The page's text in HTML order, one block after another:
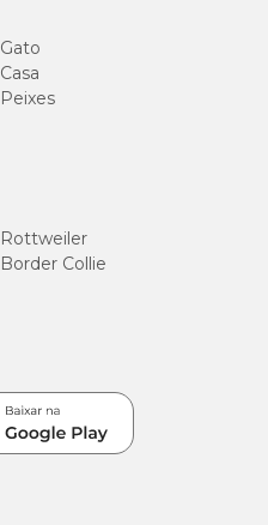
Gato
Casa
Peixes
Rottweiler
Border Collie